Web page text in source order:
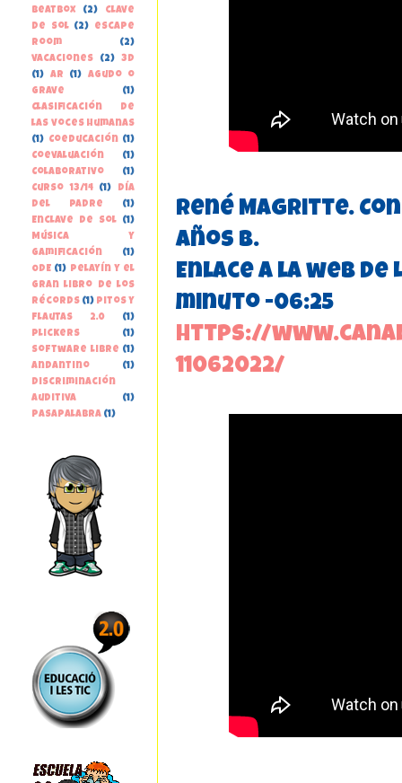
René Magritte. Con
años B.
Enlace a la web de
minuto -06:25
https://
11062022/
beatbox
(2)
clave
de sol (2)
escape
room
(2)
vacaciones
(2)
3D
(1)
AR (1)
Agudo o
grave
(1)
Clasificación de
las voces humanas
(1) Coeducación (1)
Coevaluación
(1)
Colaborativo
(1)
Curso 13/14
(1)
Día
del Padre
(1)
Enclave de Sol
(1)
Música y
gamificación
(1)
ODE (1)
Pelayín y el
gran libro de los
récords (1) Pitos y
Flautas 2.0
(1)
Plickers
(1)
Software libre (1)
andantino
(1)
discriminación
auditiva
(1)
pasapalabra (1)